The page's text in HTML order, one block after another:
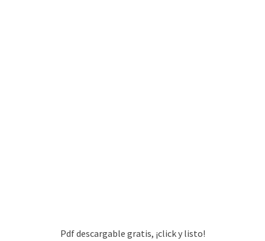
Pdf descargable gratis, ¡click y listo!